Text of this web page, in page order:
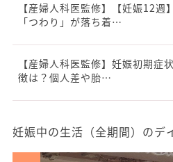
【産婦人科医監修】【妊娠12週
「つわり」が落ち着…
【産婦人科医監修】妊娠初期症
徴は？個人差や胎…
妊娠中の生活（全期間）のデ